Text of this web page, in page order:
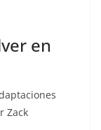
en
Zack